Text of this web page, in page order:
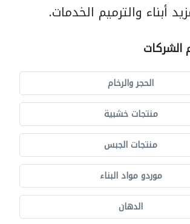
أبناء والترميم الخدمات.
الشركات
الحجر والرخام
منتجات خشبية
منتجات الجبس
موردو مواد البناء
الدهان